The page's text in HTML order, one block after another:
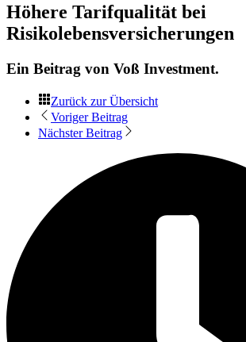
Höhere Tarifqualität bei
Risikolebensversicherungen
Ein Beitrag von Voß Investment.
Zurück zur Übersicht
Voriger Beitrag
Nächster Beitrag